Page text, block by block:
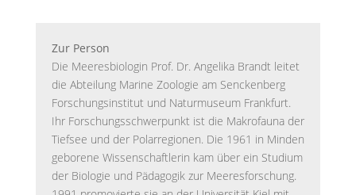
Zur Person
Die Meeresbiologin Prof. Dr. Angelika Brandt leitet
die Abteilung Marine Zoologie am Senckenberg
Forschungsinstitut und Naturmuseum Frankfurt.
Ihr Forschungsschwerpunkt ist die Makrofauna der
Tiefsee und der Polarregionen. Die 1961 in Minden
geborene Wissenschaftlerin kam über ein Studium
der Biologie und Pädagogik zur Meeresforschung.